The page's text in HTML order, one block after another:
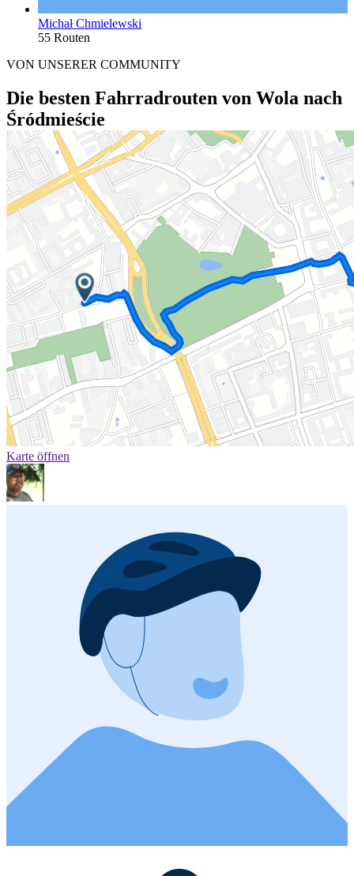
Michał Chmielewski
55 Routen
VON UNSERER COMMUNITY
Die besten Fahrradrouten von Wola nach
Śródmieście
Karte öffnen